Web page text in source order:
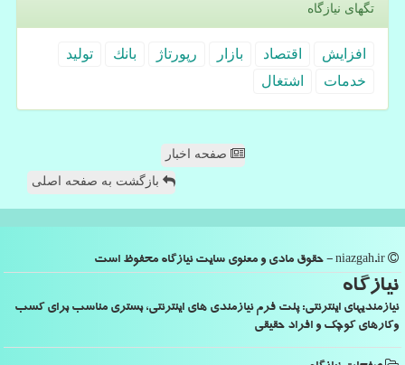
تگهای نیازگاه
افزایش اقتصاد بازار رپورتاژ بانك
تولید
خدمات
اشتغال
صفحه اخبار
بازگشت به صفحه اصلی
نیازگاه
نیازمندیهای اینترنتی: پلت فرم نیازمندی های اینترنتی، بستری مناسب برای کسب
وکارهای کوچک و افراد حقیقی